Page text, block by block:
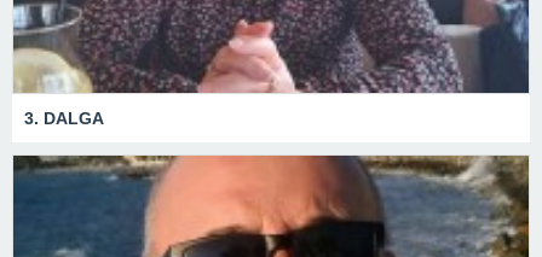
3. DALGA